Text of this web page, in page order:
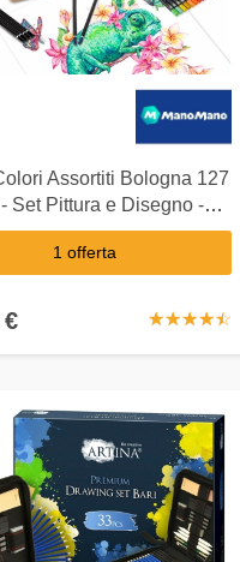
Assortiti Bologna 127
Set Pittura e Disegno -
pastelli a Olio,
acquerelli, acrilici, pennelli
1 offerta
☆☆☆☆☆
★★★★★